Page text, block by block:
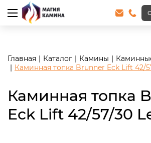
<meta name="robots"
Главная Каталог Камины
Каминная топка Brunner Eck Lift 42/
Каминная топка
Eck Lift 42/57/30